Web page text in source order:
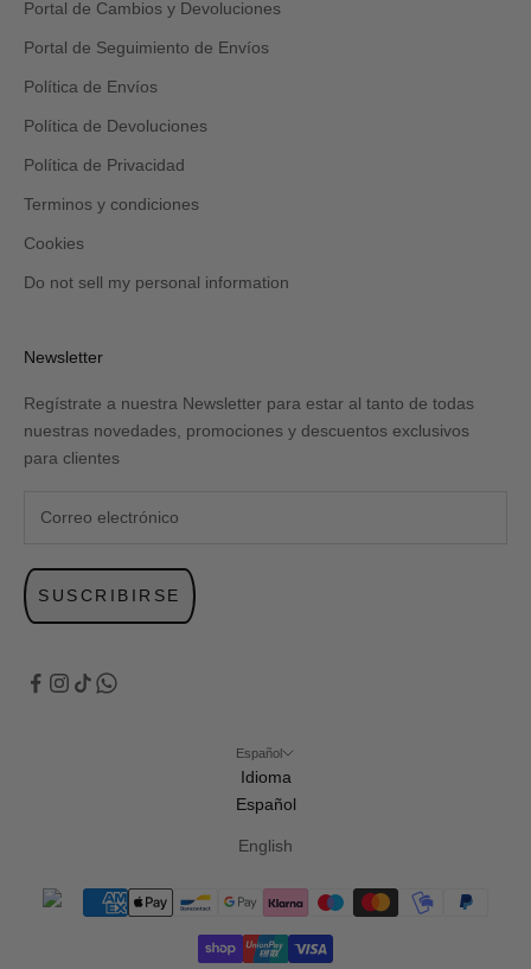
de
promociones
spam.
Portal de Cambios y Devoluciones
Portal de Seguimiento de Envíos
Política de Envíos
Política de Devoluciones
Política de Privacidad
Terminos y condiciones
Cookies
Do not sell my personal information
Newsletter
Regístrate a nuestra Newsletter para estar al tanto de todas
nuestras novedades, promociones y descuentos exclusivos
para clientes
SUSCRIBIRSE
Español
Idioma
Español
English